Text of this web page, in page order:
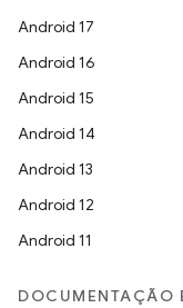
Android 17
Android 16
Android 15
Android 14
Android 13
Android 12
Android 11
DOCUMENTAÇÃO